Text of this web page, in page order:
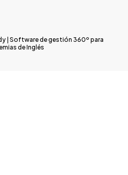
| Software de gestión 360º para
de Inglés